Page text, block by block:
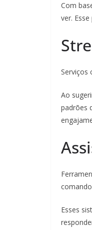
Com
ver.
Serviços
Ao
padrões
Esses